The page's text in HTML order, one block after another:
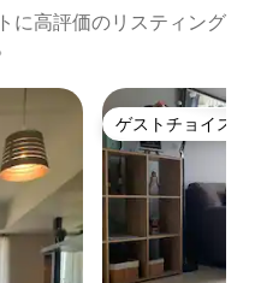
に高評価のリスティング
ゲストチョイス
ゲストチョイス